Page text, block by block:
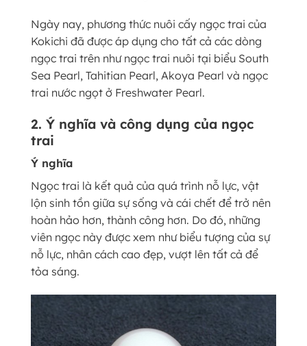
Ngày nay, phương thức nuôi cấy ngọc trai của
Kokichi đã được áp dụng cho tất cả các dòng
ngọc trai trên như ngọc trai nuôi tại biểu South
Sea Pearl, Tahitian Pearl, Akoya Pearl và ngọc
trai nước ngọt ở Freshwater Pearl.
2. Ý nghĩa và công dụng của ngọc
trai
Ý nghĩa
Ngọc trai là kết quả của quá trình nỗ lực, vật
lộn sinh tồn giữa sự sống và cái chết để trở nên
hoàn hảo hơn, thành công hơn. Do đó, những
viên ngọc này được xem như biểu tượng của sự
nỗ lực, nhân cách cao đẹp, vượt lên tất cả để
tỏa sáng.